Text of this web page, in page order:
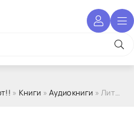
» Книги »Аудиокниги » Литература за 6 класс - Краткое изложение (Аудиокурс)